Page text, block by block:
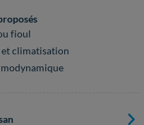
fioul
et climatisation